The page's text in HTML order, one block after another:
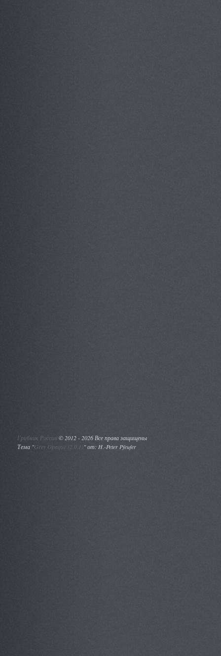
Грибник России ©2012 - 2026 Все права защищены
Тема "Grey Opaque (2.0.1)" от: H.-Peter Pfeufer